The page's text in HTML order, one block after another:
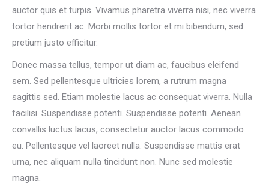
auctor quis et turpis. Vivamus pharetra viverra nisi, nec viverra
tortor hendrerit ac. Morbi mollis tortor et mi bibendum, sed
pretium justo efficitur.
Donec massa tellus, tempor ut diam ac, faucibus eleifend
sem. Sed pellentesque ultricies lorem, a rutrum magna
sagittis sed. Etiam molestie lacus ac consequat viverra. Nulla
facilisi. Suspendisse potenti. Suspendisse potenti. Aenean
convallis luctus lacus, consectetur auctor lacus commodo
eu. Pellentesque vel laoreet nulla. Suspendisse mattis erat
urna, nec aliquam nulla tincidunt non. Nunc sed molestie
magna.